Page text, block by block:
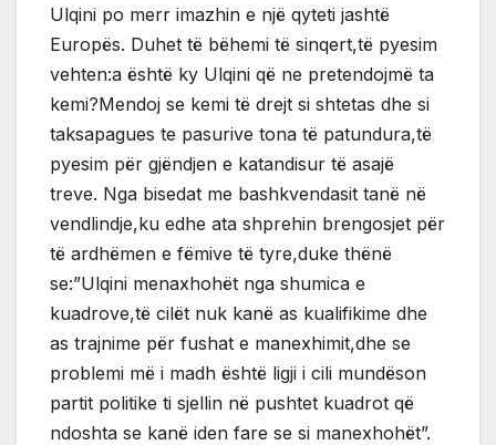
Ulqini po merr imazhin e një qyteti jashtë
Europës. Duhet të bëhemi të sinqert,të pyesim
vehten:a është ky Ulqini që ne pretendojmë ta
kemi?Mendoj se kemi të drejt si shtetas dhe si
taksapagues te pasurive tona të patundura,të
pyesim për gjëndjen e katandisur të asajë
treve. Nga bisedat me bashkvendasit tanë në
vendlindje,ku edhe ata shprehin brengosjet për
të ardhëmen e fëmive të tyre,duke thënë
se:”Ulqini menaxhohët nga shumica e
kuadrove,të cilët nuk kanë as kualifikime dhe
as trajnime për fushat e manexhimit,dhe se
problemi më i madh është ligji i cili mundëson
partit politike ti sjellin në pushtet kuadrot që
ndoshta se kanë iden fare se si manexhohët”.